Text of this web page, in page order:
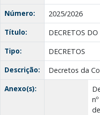
Número:
2025/2026
Título:
DECRETOS
Tipo:
DECRETOS
Descrição:
Decretos da
Anexo(s):
de